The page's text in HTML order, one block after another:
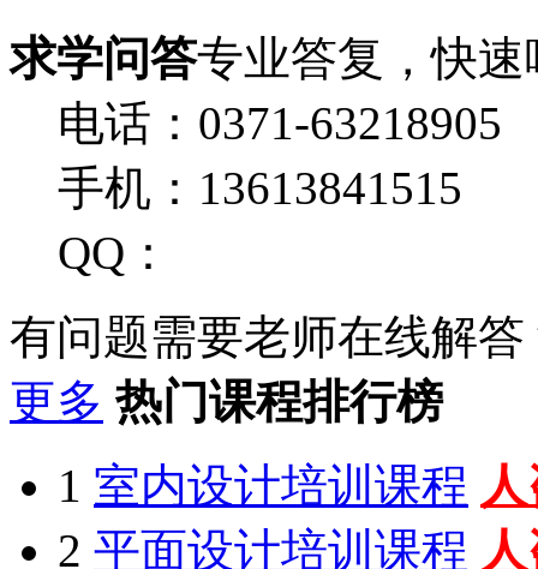
求学问答专业答复，快速
电话：0371-63218905
手机：13613841515
QQ：
有问题需要老师在线解答
更多 热门课程排行榜
1 室内设计培训课程
2 平面设计培训课程